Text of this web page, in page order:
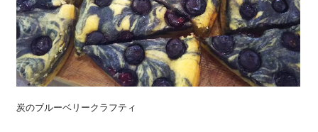
炭のブルーベリークラフティ